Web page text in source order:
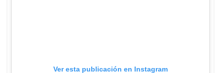
Ver esta publicación en Instagram